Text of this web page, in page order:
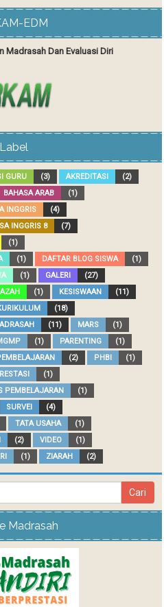
EDM
Madrasah Dan Evaluasi Diri
Label
GURU (3) AKREDITASI
(2)
BAHASA ARAB
(1)
INGGRIS
(4)
INGGRIS 8
(7)
(1)
(1) DAFTAR BLOG SISWA
(1)
(1) GALERI
(27)
(1) KESISWAAN
(11)
(18)
(11) MARS
(1)
(1) PARENTING
(1)
(2) PHBI
(1)
(1)
PEMBELAJARAN
(1)
SURVEI
(4)
TATA USAHA
(1)
(2) VIDEO
(1)
(1) ZIARAH (2)
Madrasah